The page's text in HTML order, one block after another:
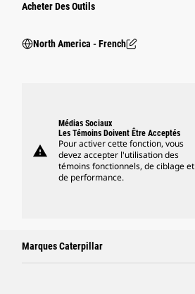
Acheter Des Outils
North America - French
warning
Médias Sociaux
Les Témoins Doivent Être Acceptés
Pour activer cette fonction, vous
devez accepter l'utilisation des
témoins fonctionnels, de ciblage et
de performance.
Marques Caterpillar